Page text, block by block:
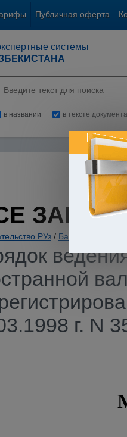
Публичная оферта
системы
в названии в тексте документа
РУз / Банки.
г. N